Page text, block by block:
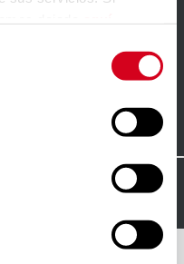
Política de cookies